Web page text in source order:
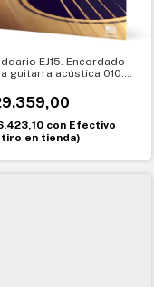
EJ15. Encordado
guitarra acústica 010.
con Efectivo
en tienda)